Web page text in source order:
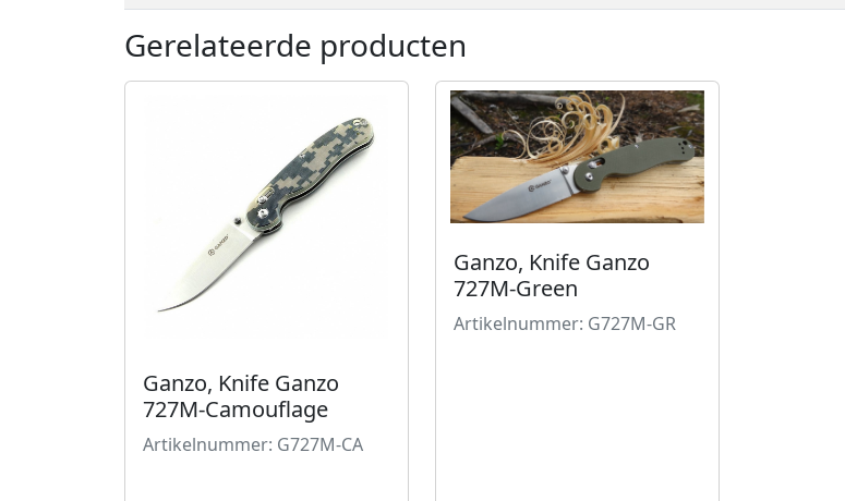
Gerelateerde producten
Ganzo, Knife Ganzo
727M-Camouflage
Artikelnummer: G727M-CA
Ganzo, Knife Ganzo
727M-Green
Artikelnummer: G727M-GR